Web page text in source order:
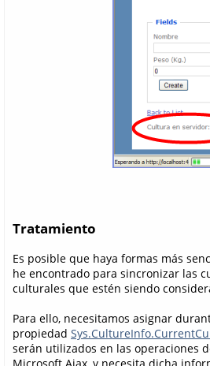
Tratamiento
Es posible que haya formas más
he encontrado para sincronizar las
culturales que estén siendo
Para ello, necesitamos asignar
propiedad
serán utilizados en las operaciones